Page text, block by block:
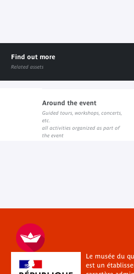
Find out more
Related assets
L'association
External link
Around the event
Guided tours, workshops, concerts,
etc.
all activities organized as part of
the event
Le musée du
est un